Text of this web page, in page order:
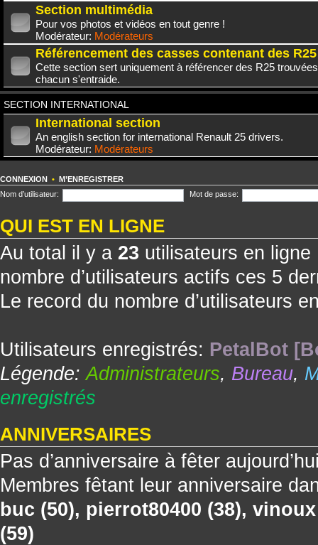
Section multimédia
Pour vos photos et vidéos en tout genre !
Modérateur: Modérateurs
Référencement des casses contenant des R25
Cette section sert uniquement à référencer des R25
chacun s'entraide.
SECTION INTERNATIONAL
International section
An english section for international Renault 25 drivers.
Modérateur: Modérateurs
CONNEXION • M’ENREGISTRER
Nom d’utilisateur:
Mot de passe:
QUI EST EN LIGNE
Au total il y a 23 utilisateurs en
nombre d’utilisateurs actifs ces 5
Le record du nombre d’utilisateurs
Utilisateurs enregistrés: PetalBot
Légende:Administrateurs, Bureau,
enregistrés
ANNIVERSAIRES
Pas d’anniversaire à fêter
Membres fêtant leur anniversaire
buc (50), pierrot80400 (38), vinoux
(59)